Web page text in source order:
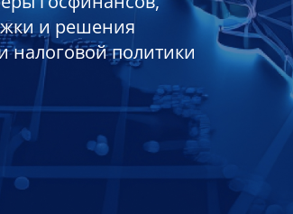
и решения
налоговой политики